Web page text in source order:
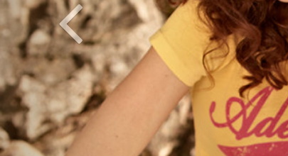
Zurück